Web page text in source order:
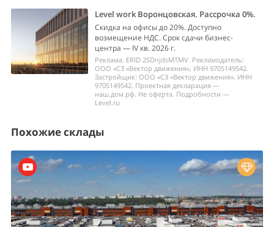
Level work Воронцовская. Рассрочка 0%.
Скидка на офисы до 20%. Доступно
возмещение НДС. Срок сдачи бизнес-
центра — IV кв. 2026 г.
Реклама. ERID 2SDnjdsMTMV. Рекламодатель:
ООО «СЗ «Вектор движения», ИНН 9705149542.
Застройщик: ООО «СЗ «Вектор движения», ИНН
9705149542. Проектная декларация —
наш.дом.рф. Не оферта. Подробности —
Level.ru
Похожие склады